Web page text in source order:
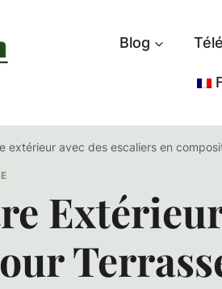
Blog
extérieur avec des escaliers en